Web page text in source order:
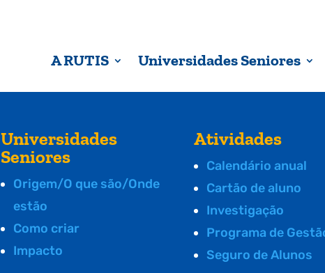
A RUTIS Universidades Seniores
Universidades
Seniores
Origem/O que são/Onde
estão
Como criar
Impacto
Atividades
Calendário anual
Cartão de aluno
Investigação
Programa de
Seguro de Alunos